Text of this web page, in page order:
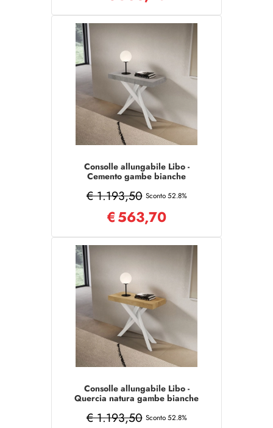
Consolle allungabile Libo -
Cemento gambe bianche
€ 1.193,50 Sconto 52.8%
€563,70
Consolle allungabile Libo -
Quercia natura gambe bianche
€ 1.193,50 Sconto 52.8%